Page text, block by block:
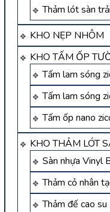
Thảm lót sàn
KHO NẸP NHÔM
KHO TẤM ỐP
Tấm lam sóng
Tấm lam sóng
Tấm ốp nano
KHO THẢM LÓT
Sàn nhựa Vinyl
Thảm cỏ nhân
Thảm đế cao